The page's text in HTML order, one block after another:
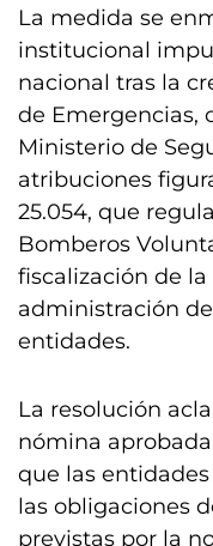
La medida se
institucional
nacional tras la
de Emergencias,
Ministerio de
atribuciones
25.054, que
Bomberos
fiscalización de
administración
entidades.
La resolución
nómina
que las
las obligaciones
previstas por la